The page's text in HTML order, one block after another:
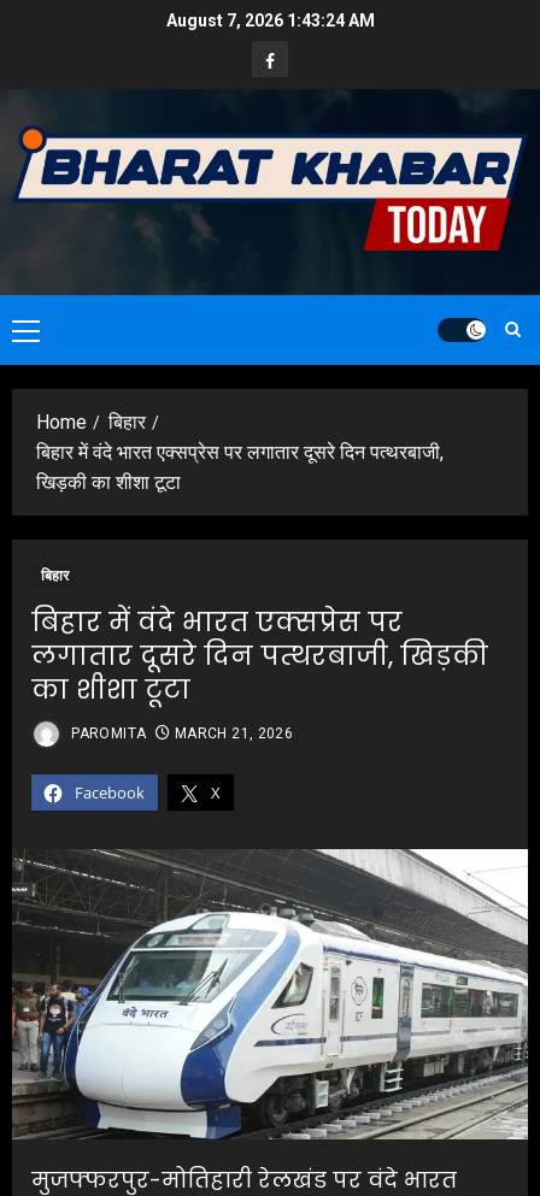
August 7, 2026 1:43:25 AM
Facebook
Primary
Menu
Home
बिहार
बिहार में वंदे भारत एक्सप्रेस पर लगातार दूसरे दिन पत्थरबाजी,
खिड़की का शीशा टूटा
बिहार
बिहार में वंदे भारत एक्सप्रेस पर
लगातार दूसरे दिन पत्थरबाजी, खिड़की
का शीशा टूटा
Facebook X
PAROMITA MARCH 21, 2026
मुजफ्फरपुर-मोतिहारी रेलखंड पर वंदे भारत